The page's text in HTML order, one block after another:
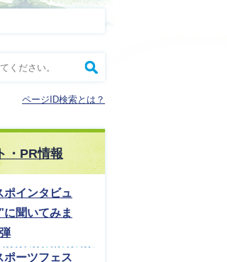
ページID検索とは？
・PR情報
ポインタビュ
に聞いてみま
ポーツフェス